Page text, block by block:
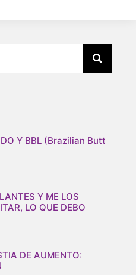
Y BBL (Brazilian Butt
Y ME LOS
LO QUE DEBO
DE AUMENTO: